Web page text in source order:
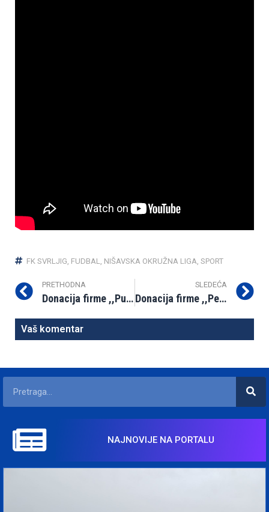
FK SVRLJIG FUDBAL NIŠAVSKA OKRUŽNA LIGA SPORT
PRETHODNA
Donacija firme ,,Put Inženjering“ Fudbalskom klubu
SLEDEĆA
Donacija firme ,,Petrović DOO“ Fudbalskom klubu
Vaš komentar
NAJNOVIJE NA PORTALU